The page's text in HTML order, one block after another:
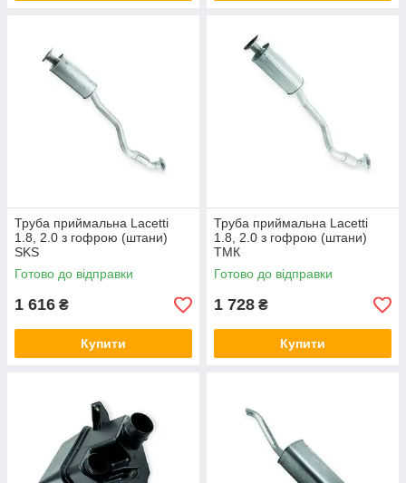
Труба приймальна Lacetti
1.8, 2.0 з гофрою (штани)
SKS
Готово до відправки
1 616 ₴
Купити
Труба приймальна Lacetti
1.8, 2.0 з гофрою (штани)
ТМК
Готово до відправки
1 728 ₴
Купити